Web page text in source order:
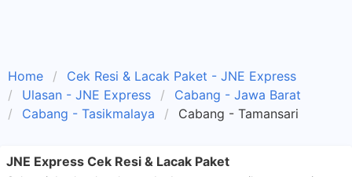
Home
Cek Resi & Lacak Paket - JNE Express
Ulasan - JNE Express
Cabang - Jawa Barat
Cabang - Tasikmalaya
Cabang - Tamansari
JNE Express Cek Resi & Lacak Paket